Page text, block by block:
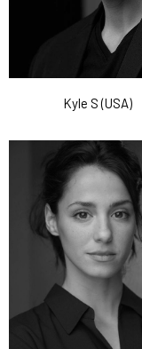
Kyle S (USA)